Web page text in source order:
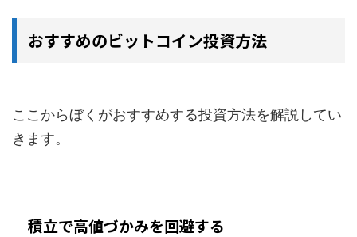
おすすめのビットコイン投資方法
ここからぼくがおすすめする投資方法を解説してい
きます。
積立で高値づかみを回避する